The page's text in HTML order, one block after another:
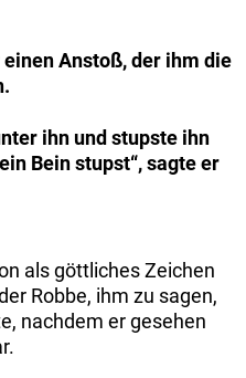
Anstoß, der ihm die
ihn und stupste ihn
Bein stupst“, sagte er
als göttliches Zeichen
Robbe, ihm zu sagen,
nachdem er gesehen